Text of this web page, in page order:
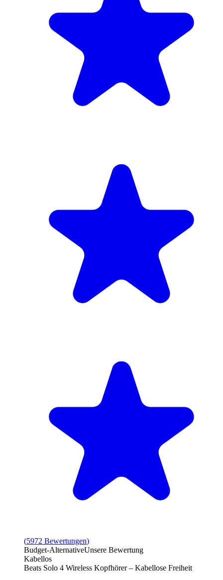
(5972 Bewertungen)
Budget-AlternativeUnsere Bewertung
Kabellos
Beats Solo 4 Wireless Kopfhörer – Kabellose Freiheit